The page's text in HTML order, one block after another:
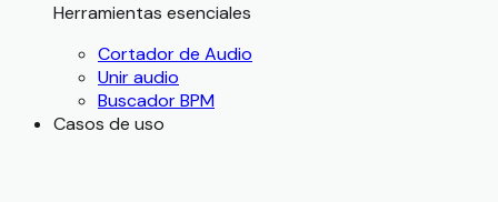
Herramientas esenciales
Cortador de Audio
Unir audio
Buscador BPM
Casos de uso